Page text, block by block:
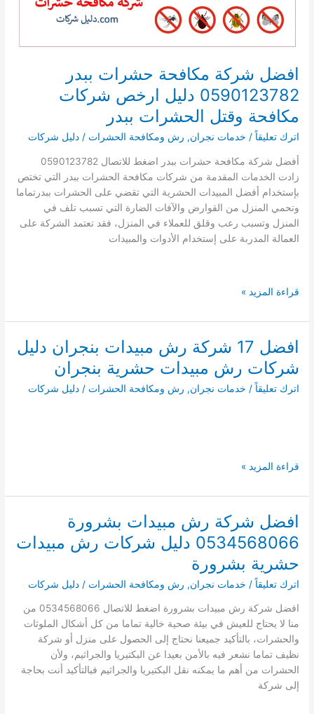
الحشرات
بشرورة
افضل شركة مكافحة حشرات ببدر
0590123782 دليل ارخص شركات
مكافحة وقتل الحشرات ببدر
اترك تعليقاً / خدمات نجران, رش ومكافحة الحشرات /دليل شركات
زادت الخدمات المقدمة من شركات مكافحة الحشرات ببدر التي تختص
بإستخدام أفضل المبيدات الحشرية التي تقضي على الحشرات ببدرتماما
وتحمي المنزل من القوارض والآفات الضارة التي تسبب تلف في
المنزل وتسبب رعب وقلق للعملاء في المنزل، فقد تعتمد الشركة على
العمالة المدربة على إستخدام الأدوات والمبيدات
افضل
مكافحة
حشرات
ببدر
0590123782
دليل
الحشرات
ببدر
قراءة المزيد »
افضل 17 شركة رش مبيدات بنجران دليل
شركات رش مبيدات حشرية بنجران
اترك تعليقاً / خدمات نجران, رش ومكافحة الحشرات /دليل شركات
افضل
شركة
رش
مبيدات
بنجران
شركات
رش
مبيدات
حشرية
بنجران
قراءة المزيد »
افضل شركة رش مبيدات بشرورة
0534568066 دليل شركات رش مبيدات
حشرية بشرورة
اترك تعليقاً / خدمات نجران, رش ومكافحة الحشرات /دليل شركات
افضل شركة رش مبيدات بشرورة اضغط للاتصال 0534568066 من
منا لا يحتاج للعيش في بيئة صحية خالية تماما من كل أشكال الملوثات
والحشرات، بالتأكيد جميعنا نحتاج إلى الحصول على منزل أو شركة
نظيف تماما نشعر فيه بالأمن بعيدا عن البكتيريا والجراثيم، ولأن
الحشرات من أهم ما يمكنه نقل البكتيريا والجراثيم فبالتأكيد أنت بحاجة
إلى شركة